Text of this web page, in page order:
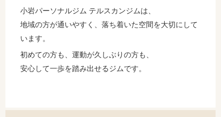
小岩パーソナルジム テルスカンジムは、
地域の方が通いやすく、落ち着いた空間を大切にして
います。
初めての方も、運動が久しぶりの方も、
安心して一歩を踏み出せるジムです。